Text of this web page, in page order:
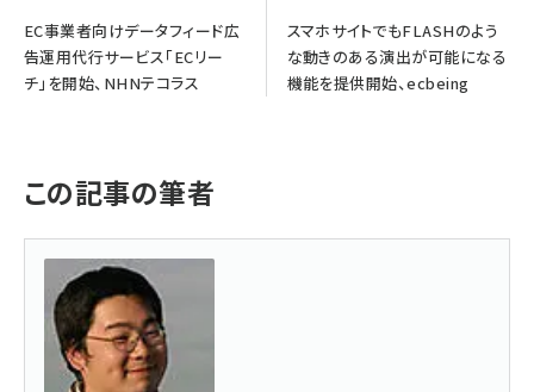
EC事業者向けデータフィード広
告運用代行サービス「ECリー
チ」を開始、NHNテコラス
スマホサイトでもFLASHのよう
な動きのある演出が可能になる
機能を提供開始、ecbeing
この記事の筆者